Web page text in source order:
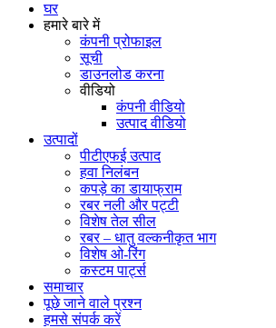
घर
हमारे बारे में
कंपनी प्रोफाइल
सूची
डाउनलोड करना
वीडियो
कंपनी वीडियो
उत्पाद वीडियो
उत्पादों
पीटीएफई उत्पाद
हवा निलंबन
कपड़े का डायाफ्राम
रबर नली और पट्टी
विशेष तेल सील
रबर – धातु वल्कनीकृत भाग
विशेष ओ-रिंग
कस्टम पार्ट्स
समाचार
पूछे जाने वाले प्रश्न
हमसे संपर्क करें